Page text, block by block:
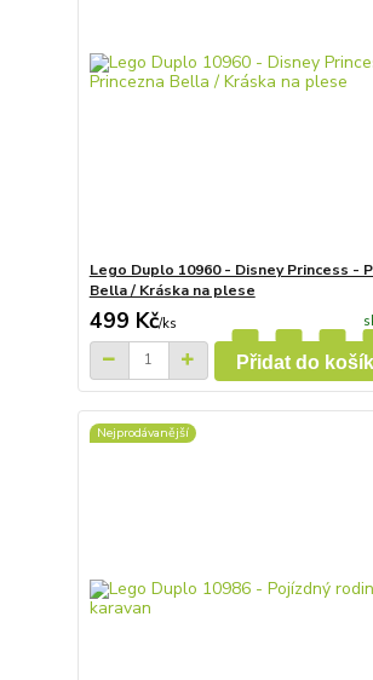
Lego Duplo 10960 - Disney Princess -
Bella / Kráska na plese
499 Kč/ks
Přidat do
Nejprodávanější